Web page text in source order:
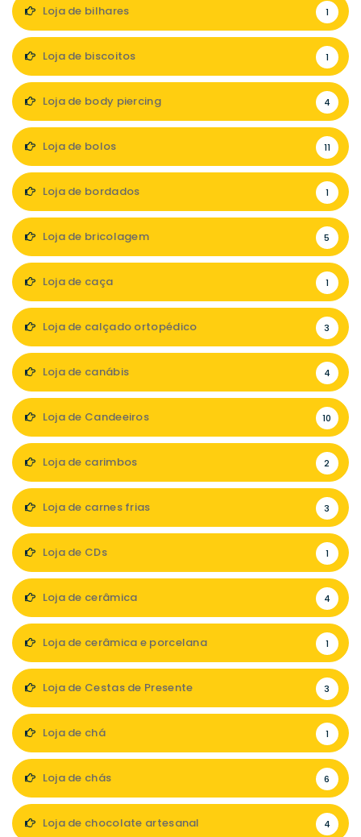
Loja de bilhares 1
Loja de biscoitos 1
Loja de body piercing 4
Loja de bolos 11
Loja de bordados 1
Loja de bricolagem 5
Loja de caça 1
Loja de calçado ortopédico 3
Loja de canábis 4
Loja de Candeeiros 10
Loja de carimbos 2
Loja de carnes frias 3
Loja de CDs 1
Loja de cerâmica 4
Loja de cerâmica e porcelana 1
Loja de Cestas de Presente 3
Loja de chá 1
Loja de chás 6
Loja de chocolate artesanal 4